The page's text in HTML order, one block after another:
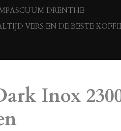
DRENTHE
VERS EN DE BESTE
Inox